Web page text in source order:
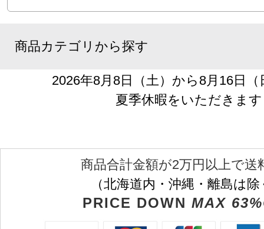
商品カテゴリから探す
2026年8月8日（土）から8月16日
夏季休暇をいただきます
商品合計金額が2万円以上で送
（北海道内・沖縄・離島は
PRICE DOWN MAX